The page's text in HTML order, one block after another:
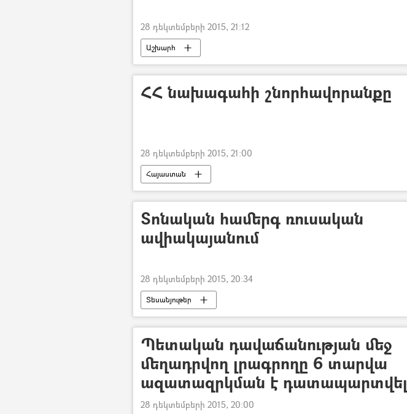
28 դեկտեմբերի 2015, 21:12
Աշխարհ
ՀՀ նախագահի շնորհավորանքը
28 դեկտեմբերի 2015, 21:00
Հայաստան
Տոնական համերգ ռուսական
ավիակայանում
28 դեկտեմբերի 2015, 20:34
Տեսանյութեր
Պետական դավաճանության մեջ
մեղադրվող լրագրողը 6 տարվա
ազատազրկման է դատապարտվել
28 դեկտեմբերի 2015, 20:00